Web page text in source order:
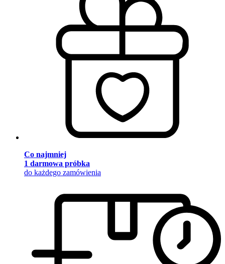
Co najmniej
1 darmowa próbka
do każdego zamówienia